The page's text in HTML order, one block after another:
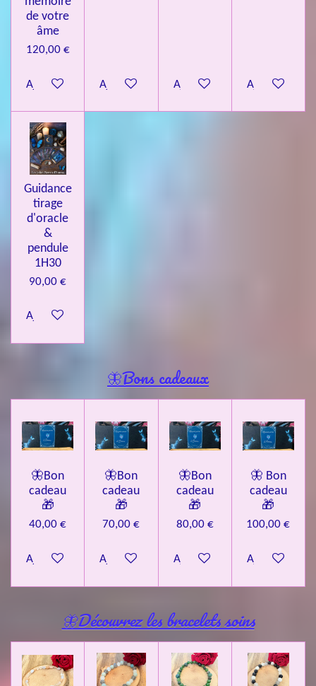
de votre
âme
120,00 €
Ajouter au panierAjouter au panierAjouter au panierAjouter au
Guidance
tirage
d'oracle
&
pendule
1H30
90,00 €
Ajouter au panier
🦋Bons cadeaux
🦋Bon
cadeau
🎁
40,00 €
Ajouter au panier
🦋Bon
cadeau
🎁
70,00 €
Ajouter au panier
🦋Bon
cadeau
🎁
80,00 €
Ajouter au panier
🦋 Bon
cadeau
🎁
100,00 €
Ajouter au
🦋Découvrez les bracelets soins